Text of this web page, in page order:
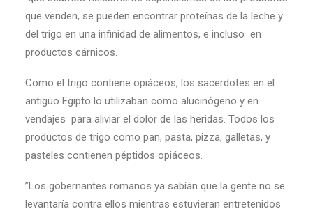
que venden, se pueden encontrar proteínas de la leche y
del trigo en una infinidad de alimentos, e incluso en
productos cárnicos.
Como el trigo contiene opiáceos, los sacerdotes en el
antiguo Egipto lo utilizaban como alucinógeno y en
vendajes para aliviar el dolor de las heridas. Todos los
productos de trigo como pan, pasta, pizza, galletas, y
pasteles contienen péptidos opiáceos.
”Los gobernantes romanos ya sabían que la gente no se
levantaría contra ellos mientras estuvieran entretenidos